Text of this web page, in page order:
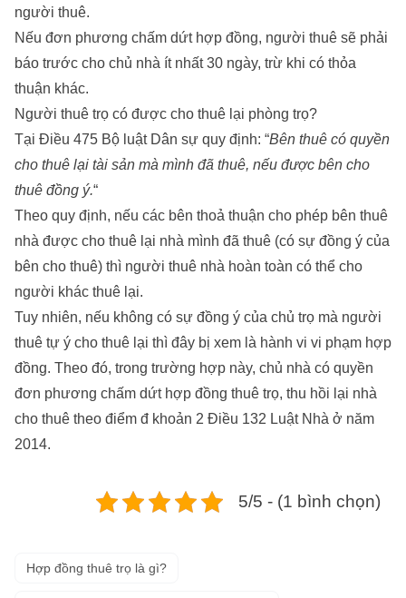
người thuê.
Nếu đơn phương chấm dứt hợp đồng, người thuê sẽ phải
báo trước cho chủ nhà ít nhất 30 ngày, trừ khi có thỏa
thuận khác.
Người thuê trọ có được cho thuê lại phòng trọ?
Tại Điều 475 Bộ luật Dân sự quy định: “Bên thuê có quyền
cho thuê lại tài sản mà mình đã thuê, nếu được bên cho
thuê đồng ý.“
Theo quy định, nếu các bên thoả thuận cho phép bên thuê
nhà được cho thuê lại nhà mình đã thuê (có sự đồng ý của
bên cho thuê) thì người thuê nhà hoàn toàn có thể cho
người khác thuê lại.
Tuy nhiên, nếu không có sự đồng ý của chủ trọ mà người
thuê tự ý cho thuê lại thì đây bị xem là hành vi vi phạm hợp
đồng. Theo đó, trong trường hợp này, chủ nhà có quyền
đơn phương chấm dứt hợp đồng thuê trọ, thu hồi lại nhà
cho thuê theo điểm đ khoản 2 Điều 132 Luật Nhà ở năm
2014.
5/5 - (1 bình chọn)
Hợp đồng thuê trọ là gì?